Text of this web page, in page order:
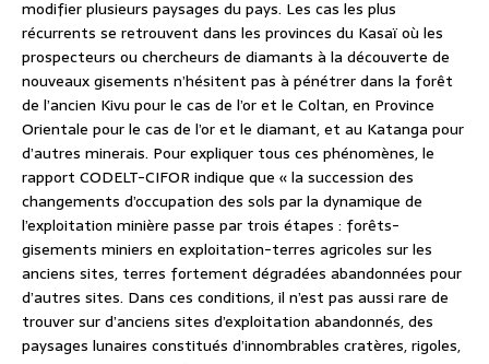
modifier plusieurs paysages du pays. Les cas les plus
récurrents se retrouvent dans les provinces du Kasaï où les
prospecteurs ou chercheurs de diamants à la découverte de
nouveaux gisements n’hésitent pas à pénétrer dans la forêt
de l’ancien Kivu pour le cas de l’or et le Coltan, en Province
Orientale pour le cas de l’or et le diamant, et au Katanga pour
d’autres minerais. Pour expliquer tous ces phénomènes, le
rapport CODELT-CIFOR indique que « la succession des
changements d’occupation des sols par la dynamique de
l’exploitation minière passe par trois étapes : forêts-
gisements miniers en exploitation-terres agricoles sur les
anciens sites, terres fortement dégradées abandonnées pour
d’autres sites. Dans ces conditions, il n’est pas aussi rare de
trouver sur d’anciens sites d’exploitation abandonnés, des
paysages lunaires constitués d’innombrables cratères, rigoles,